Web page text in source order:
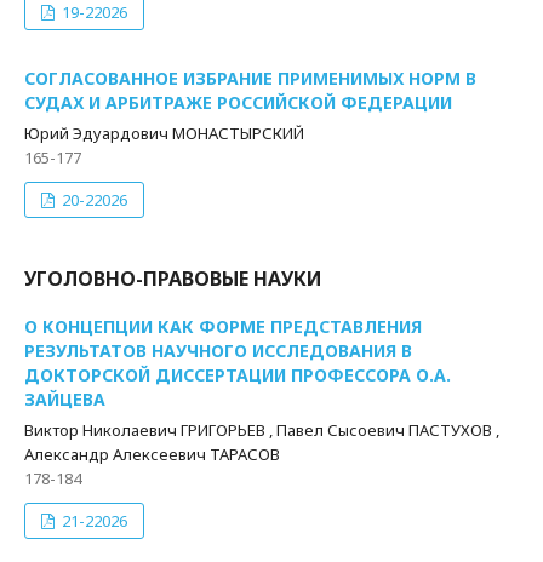
19-22026
СОГЛАСОВАННОЕ ИЗБРАНИЕ ПРИМЕНИМЫХ НОРМ В
СУДАХ И АРБИТРАЖЕ РОССИЙСКОЙ ФЕДЕРАЦИИ
Юрий Эдуардович МОНАСТЫРСКИЙ
165-177
20-22026
УГОЛОВНО-ПРАВОВЫЕ НАУКИ
О КОНЦЕПЦИИ КАК ФОРМЕ ПРЕДСТАВЛЕНИЯ
РЕЗУЛЬТАТОВ НАУЧНОГО ИССЛЕДОВАНИЯ В
ДОКТОРСКОЙ ДИССЕРТАЦИИ ПРОФЕССОРА О.А.
ЗАЙЦЕВА
Виктор Николаевич ГРИГОРЬЕВ , Павел Сысоевич ПАСТУХОВ ,
Александр Алексеевич ТАРАСОВ
178-184
21-22026